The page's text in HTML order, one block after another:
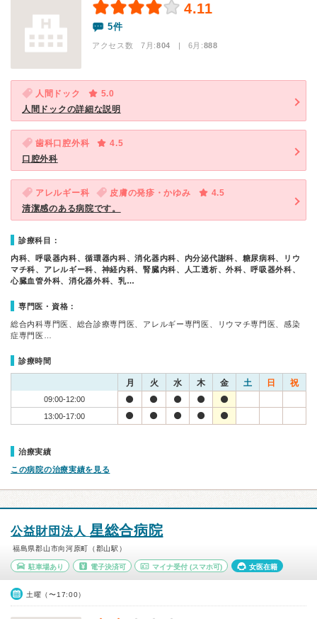
4.11
5件
アクセス数 7月:804 | 6月:888
人間ドック
5.0
人間ドックの詳細な説明
歯科口腔外科
4.5
口腔外科
アレルギー科 皮膚の発疹・かゆみ
4.5
清潔感のある病院です。
診療科目：
内科、呼吸器内科、循環器内科、消化器内科、内分泌代謝科、糖尿病科、リウ
マチ科、アレルギー科、神経内科、腎臓内科、人工透析、外科、呼吸器外科、
心臓血管外科、消化器外科、乳…
専門医・資格：
総合内科専門医、総合診療専門医、アレルギー専門医、リウマチ専門医、感染
症専門医…
診療時間
月 火 水 木 金 土 日 祝
09:00-12:00
13:00-17:00
治療実績
この病院の治療実績を見る
公益財団法人 星総合病院
福島県郡山市向河原町（郡山駅）
駐車場あり 電子決済可 マイナ受付 (スマホ可) 女医在籍
土曜（〜17:00）